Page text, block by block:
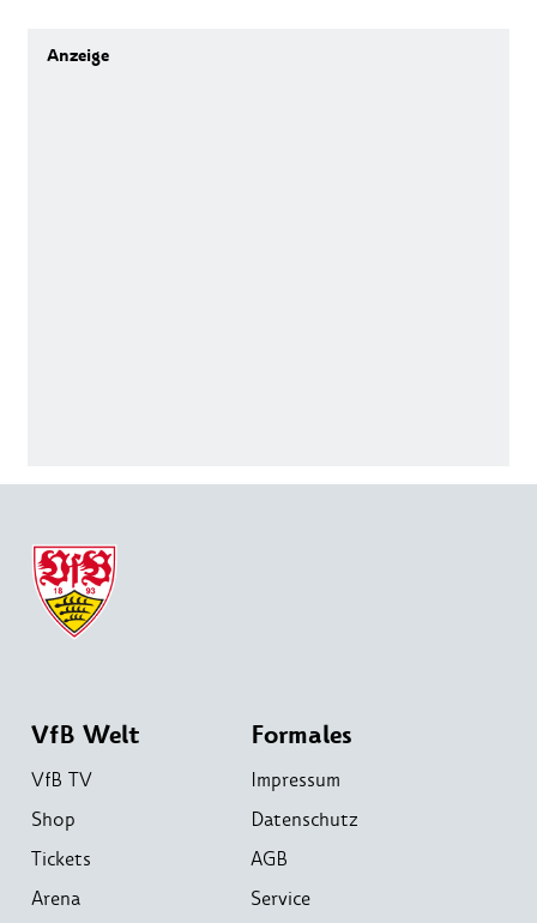
VfB Welt
VfB TV
Shop
Tickets
Arena
Formales
Impressum
Datenschutz
AGB
Service